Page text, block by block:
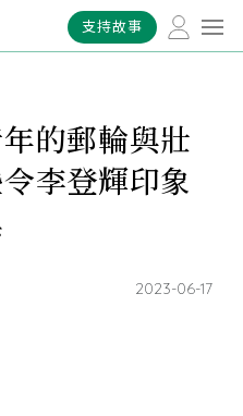
支持故事
的郵輪與壯
李登輝印象
2023-06-17